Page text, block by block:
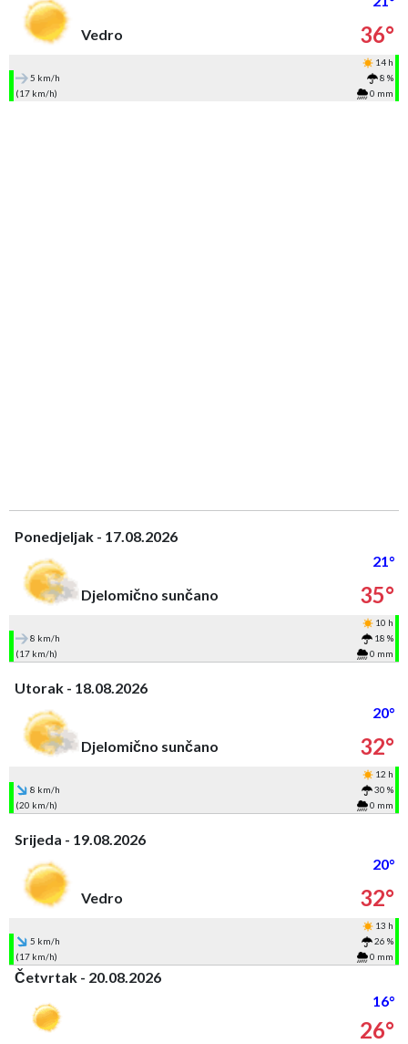
Vedro
36°
14 h
5 km/h
8 %
(17 km/h)
0 mm
Ponedjeljak - 17.08.2026
21°
Djelomično sunčano
35°
10 h
8 km/h
18 %
(17 km/h)
0 mm
Utorak - 18.08.2026
20°
Djelomično sunčano
32°
12 h
8 km/h
30 %
(20 km/h)
0 mm
Srijeda - 19.08.2026
20°
Vedro
32°
13 h
5 km/h
26 %
(17 km/h)
0 mm
Četvrtak - 20.08.2026
16°
26°